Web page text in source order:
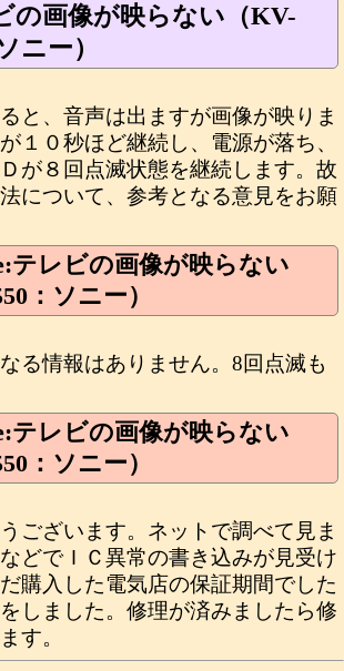
の画像が映らない（KV-
ニー）
と、音声は出ますが画像が映りま
１０秒ほど継続し、電源が落ち、
が８回点滅状態を継続します。故
について、参考となる意見をお願
テレビの画像が映らない
：ソニー）
る情報はありません。8回点滅も
テレビの画像が映らない
：ソニー）
ございます。ネットで調べて見ま
どでＩＣ異常の書き込みが見受け
購入した電気店の保証期間でした
しました。修理が済みましたら修
す。